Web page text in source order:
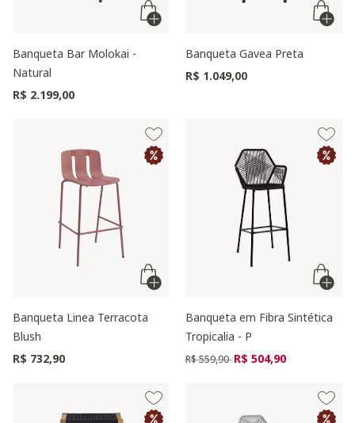
Banqueta Bar Molokai -
Natural
R$ 2.199,00
Banqueta Gavea Preta
R$ 1.049,00
Banqueta Linea Terracota
Blush
R$ 732,90
Banqueta em Fibra Sintética
Tropicalia - P
Preço reduzido de
R$ 559,90 para
R$ 504,90